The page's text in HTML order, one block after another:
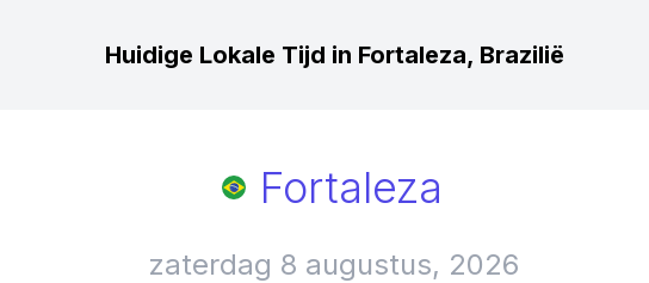
Huidige Lokale Tijd in Fortaleza, Brazilië
Fortaleza
zaterdag 8 augustus, 2026